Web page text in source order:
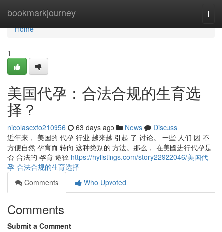
bookmarkjourney
Home
Home
1
美国代孕：合法合规的生育选
择？
nicolascxfo210956 63 days ago News
Discuss
近年来， 美国的 代孕 行业 越来越 引起 了 讨论。 一些 人们 因 不
方便自然 孕育而 转向 这种类别的 方法。那么， 在美國进行代孕是
否 合法的 孕育 途径 https://hylistings.com/story22922046/美国代
孕-合法合规的生育选择
Comments
Who Upvoted
Comments
Submit a Comment